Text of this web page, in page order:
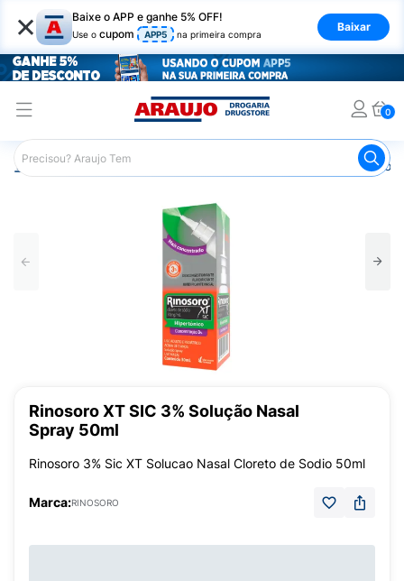
× Baixe o APP e ganhe 5% OFF!
Use o cupom APP5 na primeira compra
Baixar
0
Araujo Medicamentos Remédio para Gripe e Resfriado
Rinosoro XT SIC 3% Solução Nasal
Spray 50ml
Rinosoro 3% Sic XT Solucao Nasal Cloreto de Sodio 50ml
Marca:RINOSORO